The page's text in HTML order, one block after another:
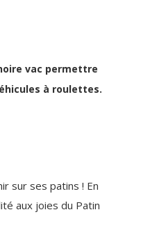
vac permettre
à roulettes.
sur ses patins ! En
aux joies du Patin